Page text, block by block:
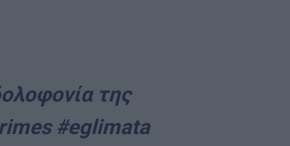
της
#eglimata